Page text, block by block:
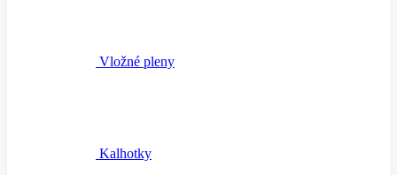
Vložné pleny
Kalhotky